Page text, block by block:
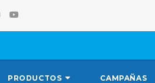
PRODUCTOS CAMPAÑAS